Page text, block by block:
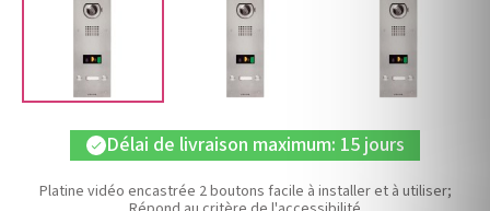
check Délai de livraison maximum: 15 jours
Platine vidéo encastrée 2 boutons facile à installer et à utiliser;